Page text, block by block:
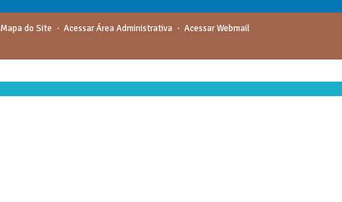
Mapa do Site Acessar Área Administrativa Acessar Webmail